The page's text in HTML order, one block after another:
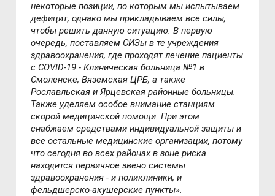
некоторые позиции, по которым мы испытываем
дефицит, однако мы прикладываем все силы,
чтобы решить данную ситуацию. В первую
очередь, поставляем СИЗы в те учреждения
здравоохранения, где проходят лечение пациенты
с COVID-19 - Клиническая больница №1 в
Смоленске, Вяземская ЦРБ, а также
Рославльская и Ярцевская районные больницы.
Также уделяем особое внимание станциям
скорой медицинской помощи. При этом
снабжаем средствами индивидуальной защиты и
все остальные медицинские организации, потому
что сегодня во всех районах в зоне риска
находится первичное звено системы
здравоохранения - и поликлиники, и
фельдшерско-акушерские пункты».